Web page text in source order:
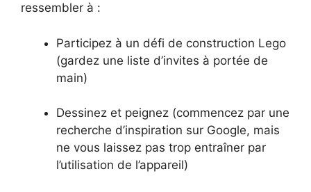
ressembler à :
Participez à un défi de construction Lego
(gardez une liste d’invites à portée de
main)
Dessinez et peignez (commencez par une
recherche d’inspiration sur Google, mais
ne vous laissez pas trop entraîner par
l’utilisation de l’appareil)